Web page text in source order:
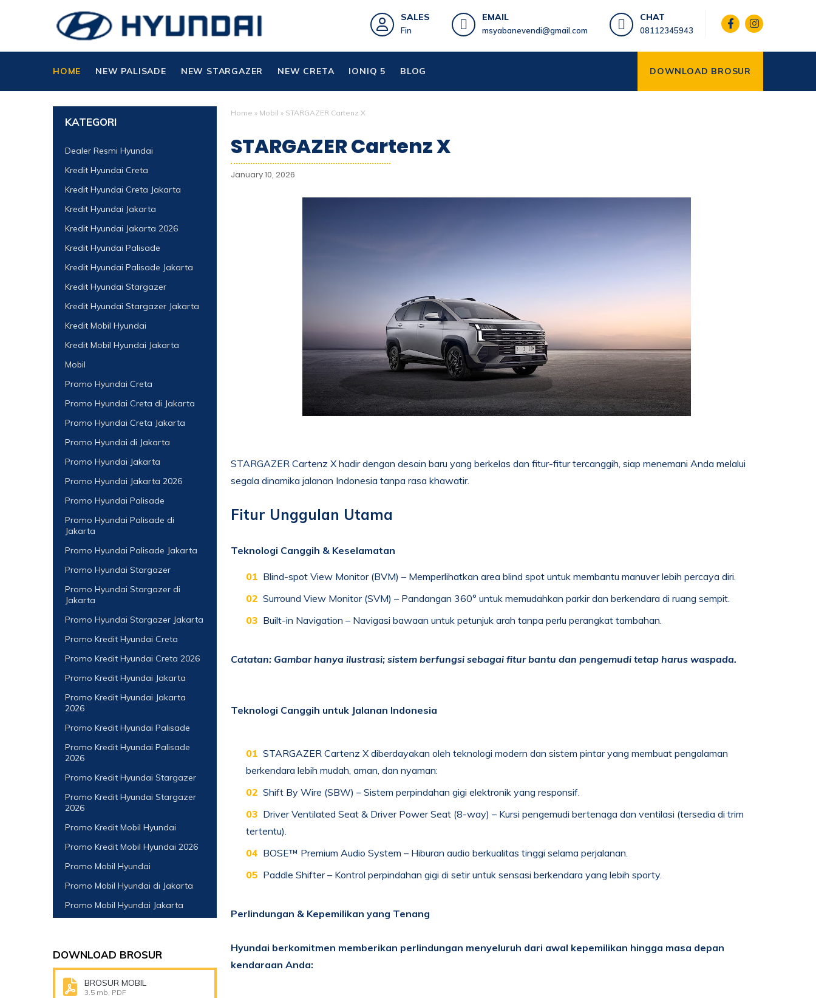
SALES
Fin
EMAIL
msyabanevendi@gmail.com
CHAT
08112345943
HOME NEW PALISADE NEW STARGAZER NEW CRETA IONIQ 5 BLOG DOWNLOAD BROSUR
Home » Mobil » STARGAZER Cartenz X
STARGAZER Cartenz X
January 10, 2026
STARGAZER Cartenz X hadir dengan desain baru yang berkelas dan fitur-fitur tercanggih, siap menemani Anda melalui
segala dinamika jalanan Indonesia tanpa rasa khawatir.
Fitur Unggulan Utama
Teknologi Canggih & Keselamatan
Blind-spot View Monitor (BVM) – Memperlihatkan area blind spot untuk membantu manuver lebih percaya diri.
Surround View Monitor (SVM) – Pandangan 360° untuk memudahkan parkir dan berkendara di ruang sempit.
Built-in Navigation – Navigasi bawaan untuk petunjuk arah tanpa perlu perangkat tambahan.
Catatan: Gambar hanya ilustrasi; sistem berfungsi sebagai fitur bantu dan pengemudi tetap harus waspada.
Teknologi Canggih untuk Jalanan Indonesia
STARGAZER Cartenz X diberdayakan oleh teknologi modern dan sistem pintar yang membuat pengalaman
berkendara lebih mudah, aman, dan nyaman:
Shift By Wire (SBW) – Sistem perpindahan gigi elektronik yang responsif.
Driver Ventilated Seat & Driver Power Seat (8-way) – Kursi pengemudi bertenaga dan ventilasi (tersedia di trim
tertentu).
BOSE™ Premium Audio System – Hiburan audio berkualitas tinggi selama perjalanan.
Paddle Shifter – Kontrol perpindahan gigi di setir untuk sensasi berkendara yang lebih sporty.
Perlindungan & Kepemilikan yang Tenang
Hyundai berkomitmen memberikan perlindungan menyeluruh dari awal kepemilikan hingga masa depan
kendaraan Anda:
KATEGORI
Dealer Resmi Hyundai
Kredit Hyundai Creta
Kredit Hyundai Creta Jakarta
Kredit Hyundai Jakarta
Kredit Hyundai Jakarta 2026
Kredit Hyundai Palisade
Kredit Hyundai Palisade Jakarta
Kredit Hyundai Stargazer
Kredit Hyundai Stargazer Jakarta
Kredit Mobil Hyundai
Kredit Mobil Hyundai Jakarta
Mobil
Promo Hyundai Creta
Promo Hyundai Creta di Jakarta
Promo Hyundai Creta Jakarta
Promo Hyundai di Jakarta
Promo Hyundai Jakarta
Promo Hyundai Jakarta 2026
Promo Hyundai Palisade
Promo Hyundai Palisade di
Jakarta
Promo Hyundai Palisade Jakarta
Promo Hyundai Stargazer
Promo Hyundai Stargazer di
Jakarta
Promo Hyundai Stargazer Jakarta
Promo Kredit Hyundai Creta
Promo Kredit Hyundai Creta 2026
Promo Kredit Hyundai Jakarta
Promo Kredit Hyundai Jakarta
2026
Promo Kredit Hyundai Palisade
Promo Kredit Hyundai Palisade
2026
Promo Kredit Hyundai Stargazer
Promo Kredit Hyundai Stargazer
2026
Promo Kredit Mobil Hyundai
Promo Kredit Mobil Hyundai 2026
Promo Mobil Hyundai
Promo Mobil Hyundai di Jakarta
Promo Mobil Hyundai Jakarta
DOWNLOAD BROSUR
BROSUR MOBIL
3.5 mb, PDF